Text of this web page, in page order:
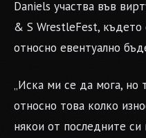
Daniels участва във
& S WrestleFest, където
относно евентуално
„Иска ми се да мога, но
относно това колко
някои от последните